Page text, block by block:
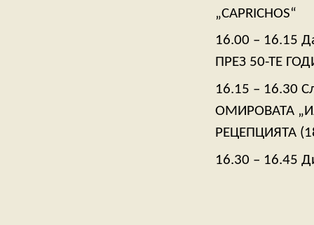
„CAPRICHOS“
16.00 – 16.15
ПРЕЗ 50-ТЕ
16.15 – 16.30
ОМИРОВАТА
РЕЦЕПЦИЯТА
16.30 – 16.45